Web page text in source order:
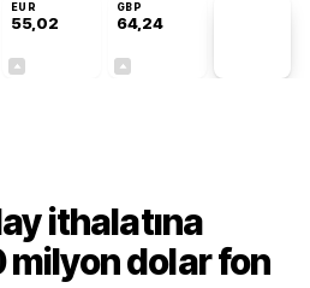
EUR
55,02
GBP
64,24
ithalatına
milyon dolar fon